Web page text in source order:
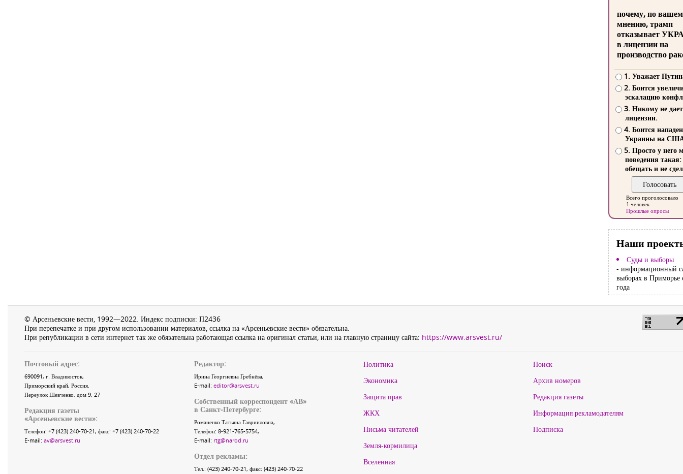
почему, по
мнению, трамп
отказывает
в лицензии на
производство
1. Уважает
2. Боится
эскалацию
3. Никому не
лицензии.
4. Боится
Украины на
5. Просто у него
поведения такая:
обещать и не
Всего проголосовало
1 человек
Прошлые опросы
Наши
Суды и выборы
- информационный
выборах в Приморье
года
© Арсеньевские вести, 1992—2022. Индекс подписки: П2436
При перепечатке и при другом использовании материалов, ссылка на «Арсеньевские вести» обязательна.
При републикации в сети интернет так же обязательна работающая ссылка на оригинал статьи, или на главную страницу сайта: https://www.arsvest.ru/
Почтовый адрес:
690091, г. Владивосток,
Приморский край, Россия.
Переулок Шевченко, дом 9, 27
Редакция газеты
«Арсеньевские вести»:
Телефон: +7 (423) 240-70-21, факс: +7 (423) 240-70-22
E-mail: av@arsvest.ru
Редактор:
Ирина Георгиевна Гребнёва,
E-mail: editor@arsvest.ru
Собственный корреспондент «АВ»
в Санкт-Петербурге:
Романенко Татьяна Гаврииловна,
Телефон: 8-921-765-5754,
E-mail: rtg@narod.ru
Отдел рекламы:
Тел.: (423) 240-70-21, факс: (423) 240-70-22
Политика
Экономика
Защита прав
ЖКХ
Письма читателей
Земля-кормилица
Вселенная
Поиск
Архив номеров
Редакция газеты
Информация рекламодателям
Подписка